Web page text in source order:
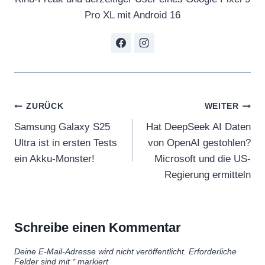
Pro XL mit Android 16
Beitragsnavigation
ZURÜCK
Samsung Galaxy S25
Ultra ist in ersten Tests
ein Akku-Monster!
WEITER
Hat DeepSeek AI Daten
von OpenAI gestohlen?
Microsoft und die US-
Regierung ermitteln
Schreibe einen Kommentar
Deine E-Mail-Adresse wird nicht veröffentlicht. Erforderliche
Felder sind mit *markiert